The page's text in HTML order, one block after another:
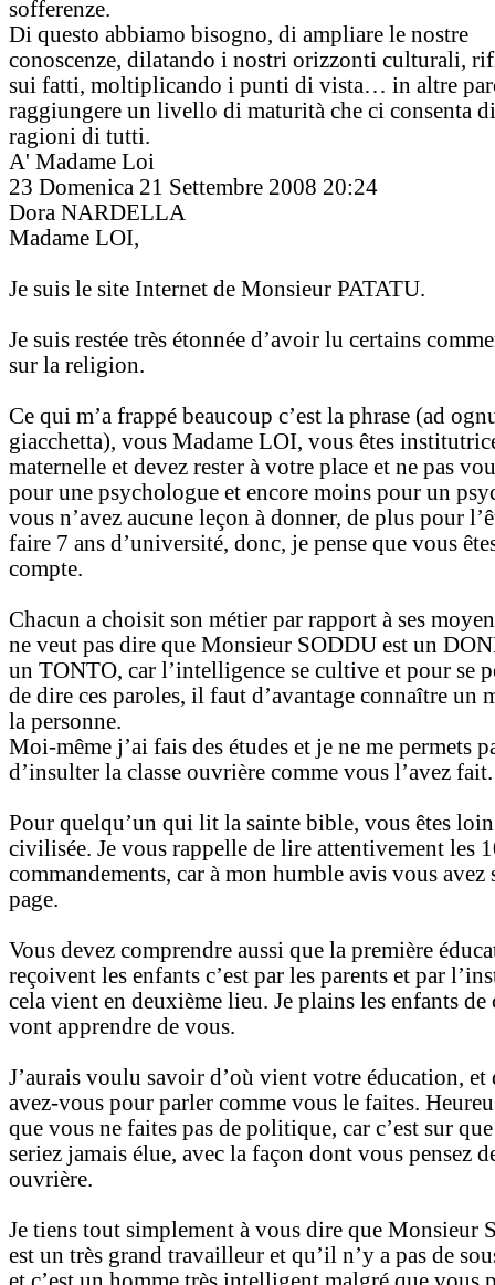
sofferenze.
Di questo abbiamo bisogno, di ampliare le nostre
conoscenze, dilatando i nostri orizzonti culturali,
sui fatti, moltiplicando i punti di vista… in altre
raggiungere un livello di maturità che ci consenta
ragioni di tutti.
A' Madame Loi
23 Domenica 21 Settembre 2008 20:24
Dora NARDELLA
Madame LOI,
Je suis le site Internet de Monsieur PATATU.
Je suis restée très étonnée d’avoir lu certains
sur la religion.
Ce qui m’a frappé beaucoup c’est la phrase (ad
giacchetta), vous Madame LOI, vous êtes
maternelle et devez rester à votre place et ne pas
pour une psychologue et encore moins pour un
vous n’avez aucune leçon à donner, de plus pour
faire 7 ans d’université, donc, je pense que vous
compte.
Chacun a choisit son métier par rapport à ses
ne veut pas dire que Monsieur SODDU est un
un TONTO, car l’intelligence se cultive et pour se
de dire ces paroles, il faut d’avantage connaître un
la personne.
Moi-même j’ai fais des études et je ne me permets
d’insulter la classe ouvrière comme vous l’avez fait.
Pour quelqu’un qui lit la sainte bible, vous êtes loin
civilisée. Je vous rappelle de lire attentivement les
commandements, car à mon humble avis vous avez
page.
Vous devez comprendre aussi que la première
reçoivent les enfants c’est par les parents et par
cela vient en deuxième lieu. Je plains les enfants de
vont apprendre de vous.
J’aurais voulu savoir d’où vient votre éducation, et
avez-vous pour parler comme vous le faites.
que vous ne faites pas de politique, car c’est sur
seriez jamais élue, avec la façon dont vous pensez
ouvrière.
Je tiens tout simplement à vous dire que Monsieur
est un très grand travailleur et qu’il n’y a pas de